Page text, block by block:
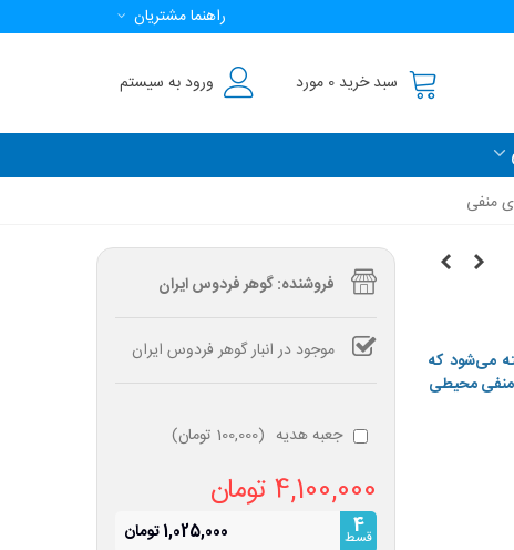
راهنما مشتریان
سبد خرید 0 مورد ورود به سیستم
منفی
می‌شود که
منفی محیطی
فروشنده: گوهر فردوس ایران
موجود در انبار گوهر فردوس ایران
جعبه هدیه (100,000 تومان )
4,100,000 تومان
4
قسط 1,025,000 تومان